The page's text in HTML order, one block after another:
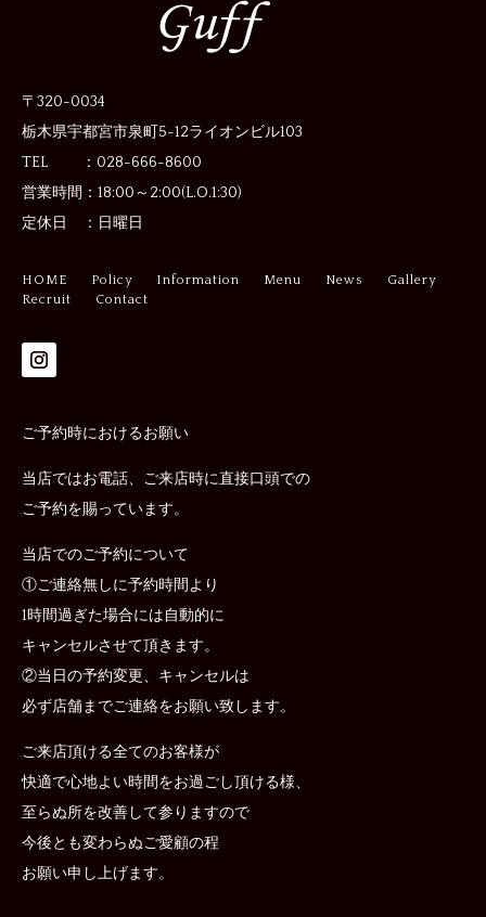
〒320-0034
栃木県宇都宮市泉町5-12ライオンビル103
TEL ：028-666-8600
営業時間： 18:00～2:00(L.O.1:30)
定休日 ： 日曜日
HOME Policy Information Menu News
Gallery
Recruit
Contact
ご予約時におけるお願い
当店ではお電話、ご来店時に直接口頭での
ご予約を賜っています。
当店でのご予約について
①ご連絡無しに予約時間より
1時間過ぎた場合には自動的に
キャンセルさせて頂きます。
②当日の予約変更、キャンセルは
必ず店舗までご連絡をお願い致します。
ご来店頂ける全てのお客様が
快適で心地よい時間をお過ごし頂ける様、
至らぬ所を改善して参りますので
今後とも変わらぬご愛顧の程
お願い申し上げます。